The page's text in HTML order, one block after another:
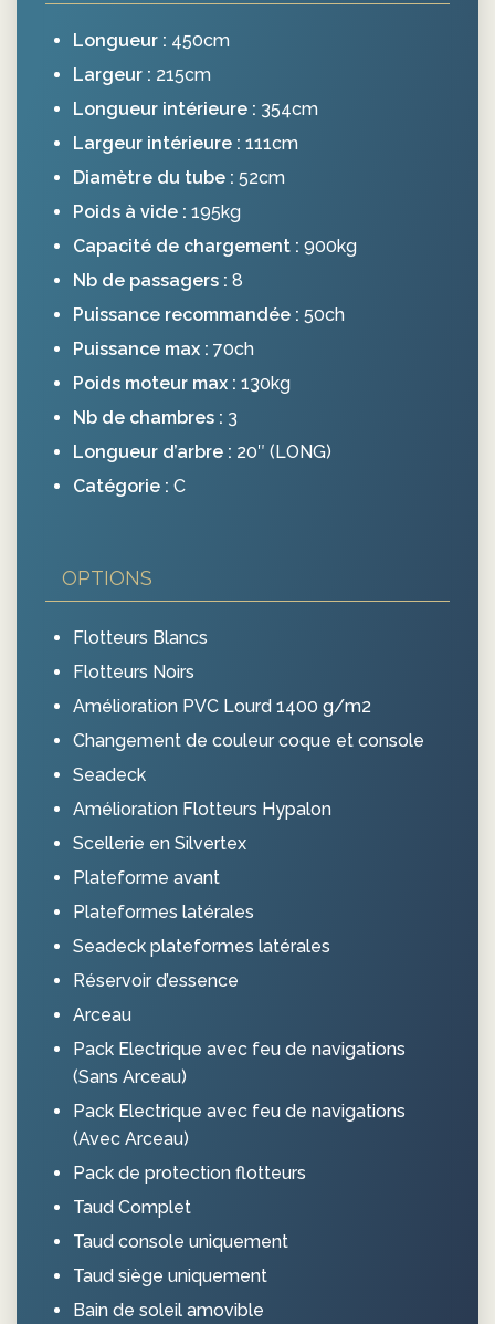
Longueur : 450cm
Largeur : 215cm
Longueur intérieure : 354cm
Largeur intérieure : 111cm
Diamètre du tube : 52cm
Poids à vide : 195kg
Capacité de chargement : 900kg
Nb de passagers : 8
Puissance recommandée : 50ch
Puissance max : 70ch
Poids moteur max : 130kg
Nb de chambres : 3
Longueur d’arbre : 20″ (LONG)
Catégorie : C
OPTIONS
Flotteurs Blancs
Flotteurs Noirs
Amélioration PVC Lourd 1400 g/m2
Changement de couleur coque et console
Seadeck
Amélioration Flotteurs Hypalon
Scellerie en Silvertex
Plateforme avant
Plateformes latérales
Seadeck plateformes latérales
Réservoir d’essence
Arceau
Pack Electrique avec feu de navigations
(Sans Arceau)
Pack Electrique avec feu de navigations
(Avec Arceau)
Pack de protection flotteurs
Taud Complet
Taud console uniquement
Taud siège uniquement
Bain de soleil amovible